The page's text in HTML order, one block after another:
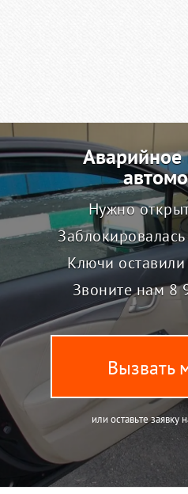
Аварийное
Нужно
Ключи
Звоните нам8
Вызвать
или оставьте заявку